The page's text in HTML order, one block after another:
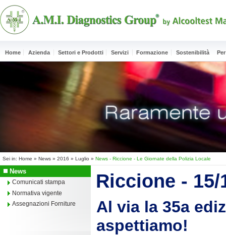
Home Azienda Settori e Prodotti Servizi Formazione Sostenibilità
Sei in: Home » News » 2016 » Luglio » News - Riccione - Le Giornate della Polizia Locale
News
Comunicati stampa
Normativa vigente
Assegnazioni Forniture
Riccione -
Al via la 35a
aspettiamo!